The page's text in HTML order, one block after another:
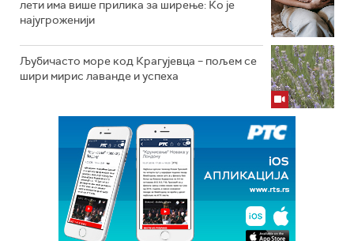
лети има више прилика за ширење: Ко је
најугроженији
Љубичасто море код Крагујевца – пољем се
шири мирис лаванде и успеха